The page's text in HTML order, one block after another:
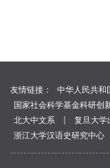
友情链接： 中华人民共和
国家社会科学基金科研创
北大中文系
｜ 复旦大学
浙江大学汉语史研究中心